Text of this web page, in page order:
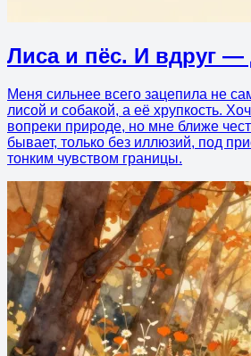
Лиса и пёс. И вдруг —
Меня сильнее всего зацепила не
лисой и собакой, а её хрупкость.
вопреки природе, но мне ближе
бывает, только без иллюзий, под
тонким чувством границы.